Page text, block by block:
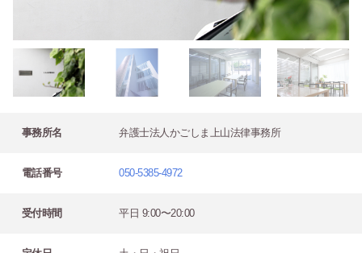
事務所名 弁護士法人かごしま上山法律事務所
電話番号 050-5385-4972
受付時間 平日 9:00〜20:00